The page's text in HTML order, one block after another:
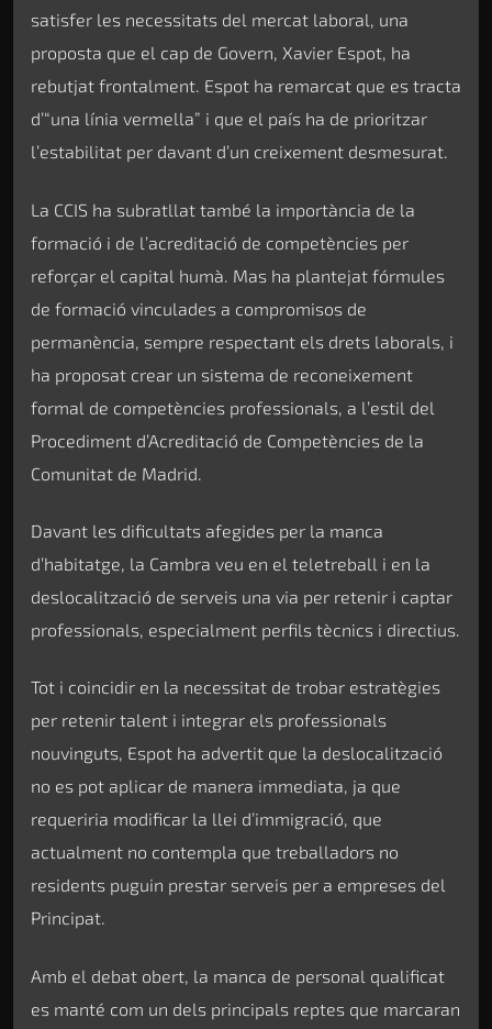
satisfer les necessitats del mercat laboral, una
proposta que el cap de Govern, Xavier Espot, ha
rebutjat frontalment. Espot ha remarcat que es tracta
d’“una línia vermella” i que el país ha de prioritzar
l’estabilitat per davant d’un creixement desmesurat.
La CCIS ha subratllat també la importància de la
formació i de l’acreditació de competències per
reforçar el capital humà. Mas ha plantejat fórmules
de formació vinculades a compromisos de
permanència, sempre respectant els drets laborals, i
ha proposat crear un sistema de reconeixement
formal de competències professionals, a l’estil del
Procediment d’Acreditació de Competències de la
Comunitat de Madrid.
Davant les dificultats afegides per la manca
d’habitatge, la Cambra veu en el teletreball i en la
deslocalització de serveis una via per retenir i captar
professionals, especialment perfils tècnics i directius.
Tot i coincidir en la necessitat de trobar estratègies
per retenir talent i integrar els professionals
nouvinguts, Espot ha advertit que la deslocalització
no es pot aplicar de manera immediata, ja que
requeriria modificar la llei d’immigració, que
actualment no contempla que treballadors no
residents puguin prestar serveis per a empreses del
Principat.
Amb el debat obert, la manca de personal qualificat
es manté com un dels principals reptes que marcaran